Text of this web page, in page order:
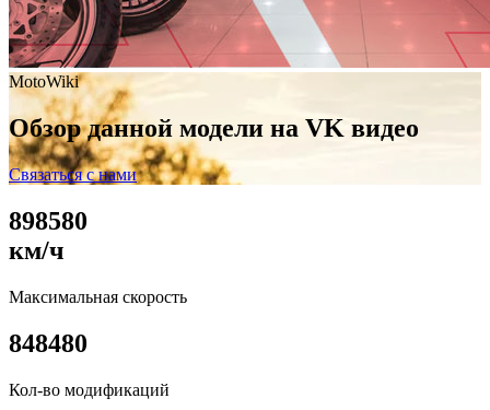
MotoWiki
Обзор данной модели на VK видео
Связаться с нами
898580
км/ч
Максимальная скорость
848480
Кол-во модификаций